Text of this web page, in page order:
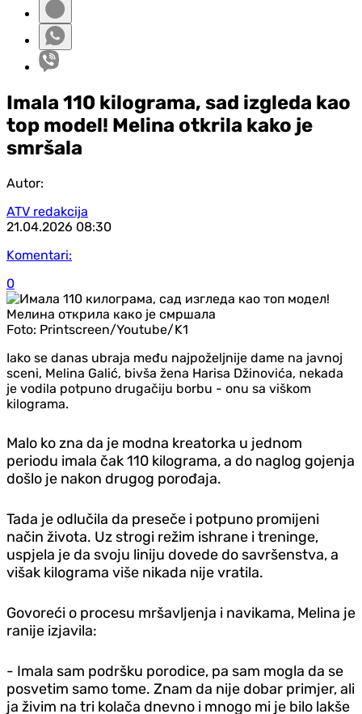
Imala 110 kilograma, sad izgleda kao
top model! Melina otkrila kako je
smršala
Autor:
ATV redakcija
21.04.2026 08:30
Komentari:
0
Foto: Printscreen/Youtube/K1
Iako se danas ubraja među najpoželjnije dame na javnoj
sceni, Melina Galić, bivša žena Harisa Džinovića, nekada
je vodila potpuno drugačiju borbu - onu sa viškom
kilograma.
Malo ko zna da je modna kreatorka u jednom
periodu imala čak 110 kilograma, a do naglog gojenja
došlo je nakon drugog porođaja.
Tada je odlučila da preseče i potpuno promijeni
način života. Uz strogi režim ishrane i treninge,
uspjela je da svoju liniju dovede do savršenstva, a
višak kilograma više nikada nije vratila.
Govoreći o procesu mršavljenja i navikama, Melina je
ranije izjavila:
- Imala sam podršku porodice, pa sam mogla da se
posvetim samo tome. Znam da nije dobar primjer, ali
ja živim na tri kolača dnevno i mnogo mi je bilo lakše